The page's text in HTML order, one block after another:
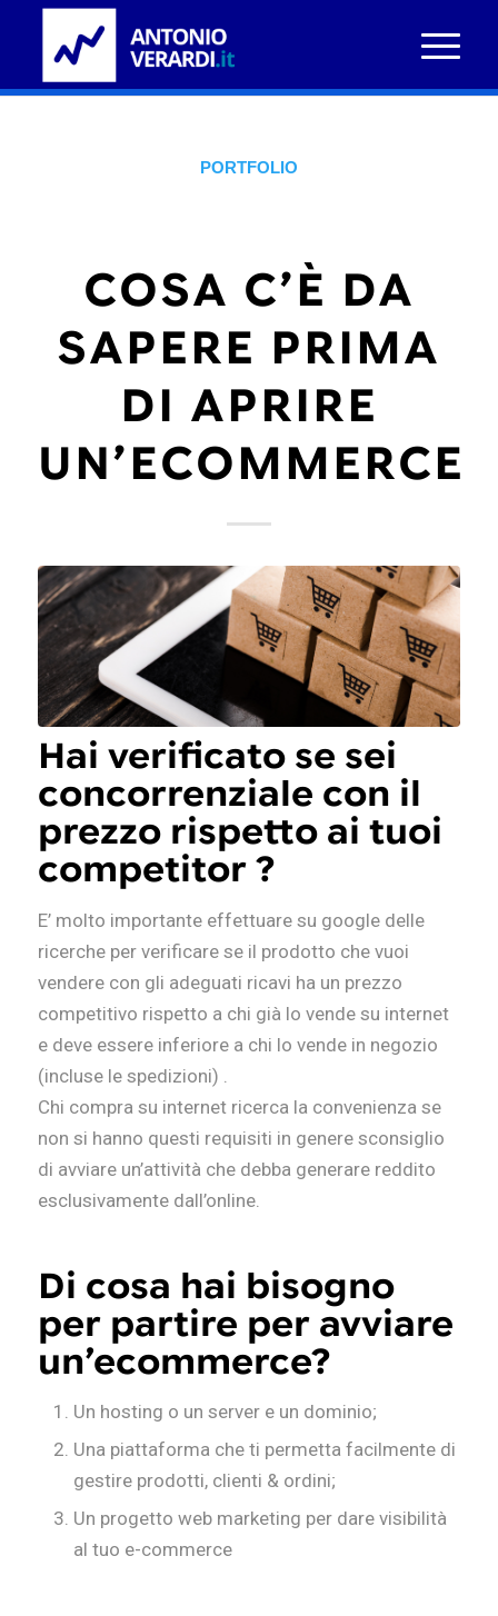
Blog Seo
Sei in: Home / Blog Seo / Portfolio
Cosa c’è da sapere prima di aprire un’ecommerce
PORTFOLIO
COSA C’È DA
SAPERE PRIMA
DI APRIRE
UN’ECOMMERCE
Hai verificato se sei
concorrenziale con il
prezzo rispetto ai tuoi
competitor ?
E’ molto importante effettuare su google delle
ricerche per verificare se il prodotto che vuoi
vendere con gli adeguati ricavi ha un prezzo
competitivo rispetto a chi già lo vende su internet
e deve essere inferiore a chi lo vende in negozio
(incluse le spedizioni) .
Chi compra su internet ricerca la convenienza se
non si hanno questi requisiti in genere sconsiglio
di avviare un’attività che debba generare reddito
esclusivamente dall’online.
Di cosa hai bisogno
per partire per avviare
un’ecommerce?
Un hosting o un server e un dominio;
Una piattaforma che ti permetta facilmente di
gestire prodotti, clienti & ordini;
Un progetto web marketing per dare visibilità
al tuo e-commerce